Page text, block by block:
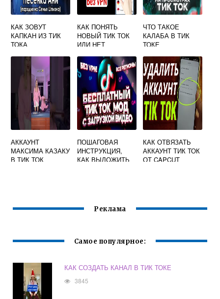
КАК ЗОВУТ
КАПКАН ИЗ ТИК
ТОКА
КАК ПОНЯТЬ
НОВЫЙ ТИК ТОК
ИЛИ НЕТ
ЧТО ТАКОЕ
КАЛАБА В ТИК
ТОКЕ
АККАУНТ
МАКСИМА КАЗАКУ
В ТИК ТОК
ПОШАГОВАЯ
ИНСТРУКЦИЯ,
КАК ВЫЛОЖИТЬ
КАК ОТВЯЗАТЬ
АККАУНТ ТИК ТОК
ОТ CAPCUT
Реклама
Самое популярное:
КАК СОЗДАТЬ КАНАЛ В ТИК ТОКЕ
3845